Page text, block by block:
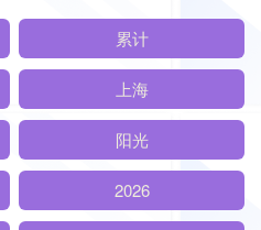
累计
上海
阳光
2026